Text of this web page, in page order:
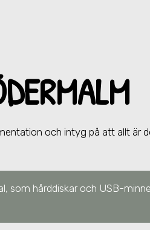
och intyg på att allt är
som hårddiskar och USB-